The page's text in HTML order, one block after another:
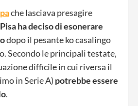
che lasciava presagire
ha deciso di esonerare
dopo il pesante ko casalingo
Secondo le principali testate,
difficile in cui riversa il
in Serie A) potrebbe essere
.